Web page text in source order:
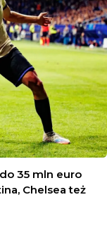
35 mln euro
Chelsea też